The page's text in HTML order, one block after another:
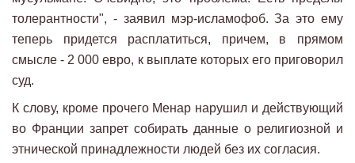
толерантности", - заявил мэр-исламофоб. За это ему
теперь придется расплатиться, причем, в прямом
смысле - 2 000 евро, к выплате которых его приговорил
суд.
К слову, кроме прочего Менар нарушил и действующий
во Франции запрет собирать данные о религиозной и
этнической принадлежности людей без их согласия.